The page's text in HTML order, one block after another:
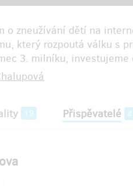
o zneužívání dětí na
který rozpoutá válku s
3. milníku, investujeme
19 Přispěvatelé